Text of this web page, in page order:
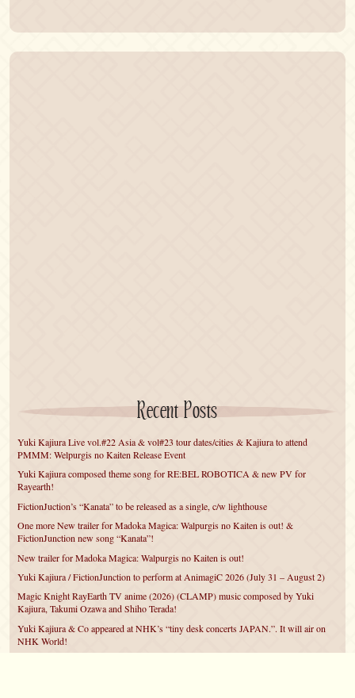
Recent Posts
Yuki Kajiura Live vol.#22 Asia & vol#23 tour dates/cities & Kajiura to attend
PMMM: Welpurgis no Kaiten Release Event
Yuki Kajiura composed theme song for RE:BEL ROBOTICA & new PV for
Rayearth!
FictionJuction’s “Kanata” to be released as a single, c/w lighthouse
One more New trailer for Madoka Magica: Walpurgis no Kaiten is out! &
FictionJunction new song “Kanata”!
New trailer for Madoka Magica: Walpurgis no Kaiten is out!
Yuki Kajiura / FictionJunction to perform at AnimagiC 2026 (July 31 – August 2)
Magic Knight RayEarth TV anime (2026) (CLAMP) music composed by Yuki
Kajiura, Takumi Ozawa and Shiho Terada!
Yuki Kajiura & Co appeared at NHK’s “tiny desk concerts JAPAN.”. It will air on
NHK World!